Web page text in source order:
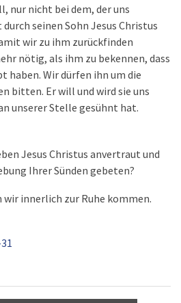
nur nicht bei dem, der uns
seinen Sohn Jesus Christus
wir zu ihm zurückfinden
nötig, als ihm zu bekennen, dass
haben. Wir dürfen ihn um die
bitten. Er will und wird sie uns
unserer Stelle gesühnt hat.
Jesus Christus anvertraut und
Ihrer Sünden gebeten?
wir innerlich zur Ruhe kommen.